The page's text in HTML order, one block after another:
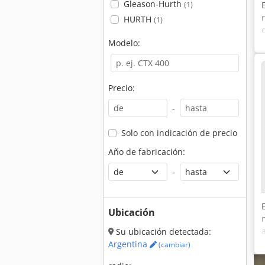
Gleason-Hurth (1)
HURTH (1)
Modelo:
Precio:
-
Solo con indicación de precio
Año de fabricación:
-
Ubicación
Su ubicación detectada:
Argentina
(cambiar)